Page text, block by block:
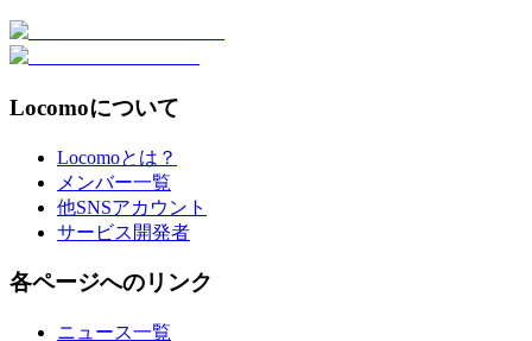
Locomoについて
Locomoとは？
メンバー一覧
他SNSアカウント
サービス開発者
各ページへのリンク
ニュース一覧